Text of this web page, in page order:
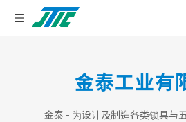
金泰工业有
金泰 - 为设计及制造各类锁具与